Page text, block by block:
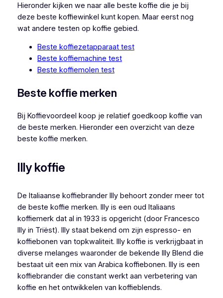
Hieronder kijken we naar alle beste koffie die je bij
deze beste koffiewinkel kunt kopen. Maar eerst nog
wat andere testen op koffie gebied.
Beste koffiezetapparaat test
Beste koffiemachine test
Beste koffiemolen test
Beste koffie merken
Bij Koffievoordeel koop je relatief goedkoop koffie van
de beste merken. Hieronder een overzicht van deze
beste koffie merken.
Illy koffie
De Italiaanse koffiebrander Illy behoort zonder meer tot
de beste koffie merken. Illy is een oud Italiaans
koffiemerk dat al in 1933 is opgericht (door Francesco
Illy in Triëst). Illy staat bekend om zijn espresso- en
koffiebonen van topkwaliteit. Illy koffie is verkrijgbaat in
diverse melanges waaronder de bekende Illy Blend die
bestaat uit een mix van Arabica koffiebonen. Illy is een
koffiebrander die constant werkt aan verbetering van
koffie en het ontwikkelen van koffieblends.